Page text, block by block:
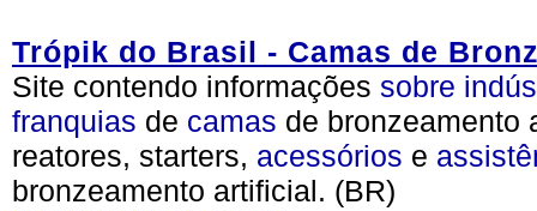
Trópik do Brasil - Camas de
Site contendo informações sobre
franquias de camas de bronzeamento
reatores, starters, acessórios e
bronzeamento artificial. (BR)